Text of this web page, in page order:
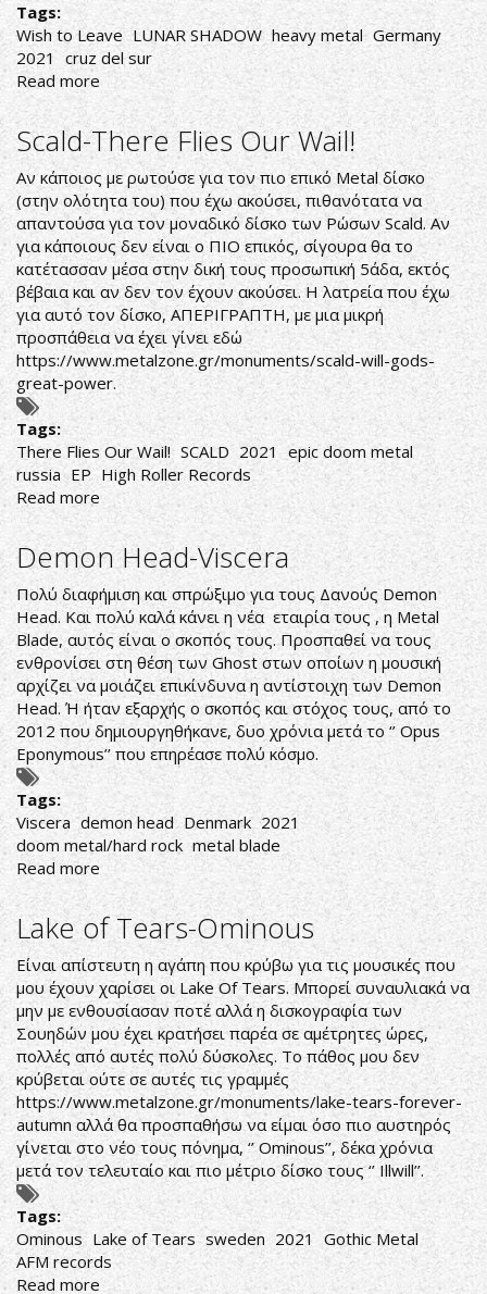
Tags:
Wish to Leave LUNAR SHADOW heavy metal Germany
2021 cruz del sur
Read more about
Lunar
Shadow-
Wish
to
Leave
Scald-There Flies Our Wail!
Αν κάποιος με ρωτούσε για τον πιο επικό Metal δίσκο
(στην ολότητα του) που έχω ακούσει, πιθανότατα να
απαντούσα για τον μοναδικό δίσκο των Ρώσων Scald. Αν
για κάποιους δεν είναι ο ΠΙΟ επικός, σίγουρα θα το
κατέτασσαν μέσα στην δική τους προσωπική 5άδα, εκτός
βέβαια και αν δεν τον έχουν ακούσει. Η λατρεία που έχω
για αυτό τον δίσκο, ΑΠΕΡΙΓΡΑΠΤΗ, με μια μικρή
προσπάθεια να έχει γίνει εδώ
https://www.metalzone.gr/monuments/scald-will-gods-
great-power.
Tags:
There Flies Our Wail! SCALD 2021 epic doom metal
russia EP High Roller Records
Read moreabout
Scald-
There
Flies
Our
Wail!
Demon Head-Viscera
Πολύ διαφήμιση και σπρώξιμο για τους Δανούς Demon
Head. Και πολύ καλά κάνει η νέα εταιρία τους , η Metal
Blade, αυτός είναι ο σκοπός τους. Προσπαθεί να τους
ενθρονίσει στη θέση των Ghost στων οποίων η μουσική
αρχίζει να μοιάζει επικίνδυνα η αντίστοιχη των Demon
Head. Ή ήταν εξαρχής ο σκοπός και στόχος τους, από το
2012 που δημιουργηθήκανε, δυο χρόνια μετά το ‘’ Opus
Eponymous’’ που επηρέασε πολύ κόσμο.
Tags:
Viscera demon head Denmark 2021
doom metal/hard rock metal blade
Read more about
Demon
Head-
Viscera
Lake of Tears-Ominous
Είναι απίστευτη η αγάπη που κρύβω για τις μουσικές που
μου έχουν χαρίσει οι Lake Of Tears. Μπορεί συναυλιακά να
μην με ενθουσίασαν ποτέ αλλά η δισκογραφία των
Σουηδών μου έχει κρατήσει παρέα σε αμέτρητες ώρες,
πολλές από αυτές πολύ δύσκολες. Το πάθος μου δεν
κρύβεται ούτε σε αυτές τις γραμμές
https://www.metalzone.gr/monuments/lake-tears-forever-
autumnαλλά θα προσπαθήσω να είμαι όσο πιο αυστηρός
γίνεται στο νέο τους πόνημα, ‘’ Ominous’’, δέκα χρόνια
μετά τον τελευταίο και πιο μέτριο δίσκο τους ‘’ Illwill’’.
Tags:
Ominous Lake of Tears sweden 2021 Gothic Metal
AFM records
Read more about